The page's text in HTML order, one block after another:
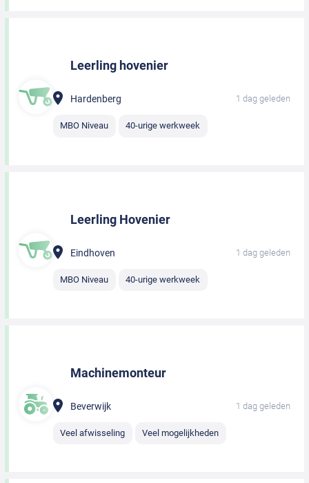
Leerling hovenier
Hardenberg 1 dag geleden
MBO Niveau 40-urige werkweek
Leerling Hovenier
Eindhoven 1 dag geleden
MBO Niveau 40-urige werkweek
Machinemonteur
Beverwijk 1 dag geleden
Veel afwisseling Veel mogelijkheden